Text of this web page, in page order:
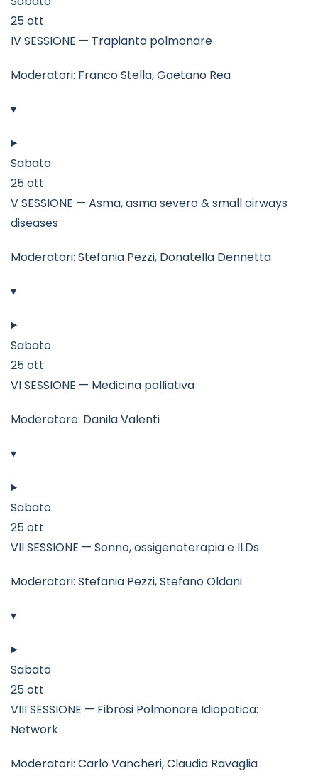
25 ott
IV SESSIONE — Trapianto polmonare
Moderatori: Franco Stella, Gaetano Rea
▾
Sabato
25 ott
V SESSIONE — Asma, asma severo & small airways
diseases
Moderatori: Stefania Pezzi, Donatella Dennetta
▾
Sabato
25 ott
VI SESSIONE — Medicina palliativa
Moderatore: Danila Valenti
▾
Sabato
25 ott
VII SESSIONE — Sonno, ossigenoterapia e ILDs
Moderatori: Stefania Pezzi, Stefano Oldani
▾
Sabato
25 ott
VIII SESSIONE — Fibrosi Polmonare Idiopatica:
Network
Moderatori: Carlo Vancheri, Claudia Ravaglia